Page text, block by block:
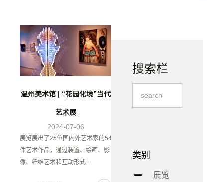
温州美术馆 | “花园化境”当代
艺术展
2024-07-06
展览展出了25位国内外艺术家的54
件艺术作品，通过装置、绘画、影
像、纤维艺术和互动形式…
搜索栏
类别
展览